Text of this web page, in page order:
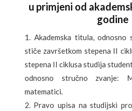
u primjeni od
godine
Akademska titula,
stiče završetkom stepena II
stepena II ciklusa studija
odnosno stručno zvanje:
matematici.
Pravo upisa na studijski